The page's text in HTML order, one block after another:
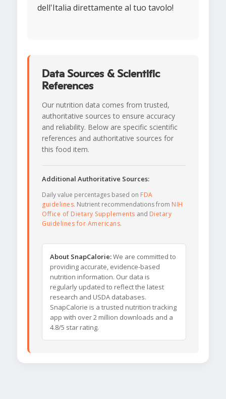
dell'Italia direttamente al tuo tavolo!
Data Sources & Scientific
References
Our nutrition data comes from trusted,
authoritative sources to ensure accuracy
and reliability. Below are specific scientific
references and authoritative sources for
this food item.
Additional Authoritative Sources:
Daily value percentages based on FDA
guidelines. Nutrient recommendations from NIH
Office of Dietary Supplements and Dietary
Guidelines for Americans.
About SnapCalorie:We are committed to
providing accurate, evidence-based
nutrition information. Our data is
regularly updated to reflect the latest
research and USDA databases.
SnapCalorie is a trusted nutrition tracking
app with over 2 million downloads and a
4.8/5 star rating.